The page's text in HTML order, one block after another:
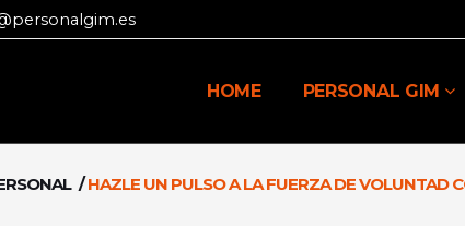
HOME PERSONAL GIM
/HAZLE UN PULSO A LA FUERZA DE VOLUNTAD